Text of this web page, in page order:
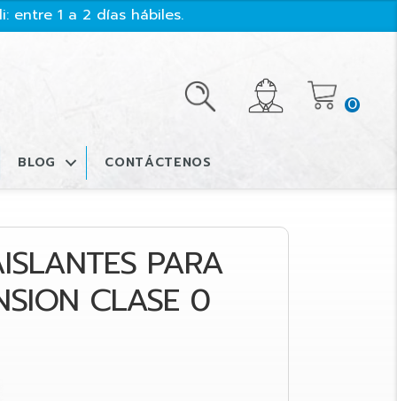
entre 1 a 2 días hábiles.
0
BLOG CONTÁCTENOS
PARA
CLASE 0